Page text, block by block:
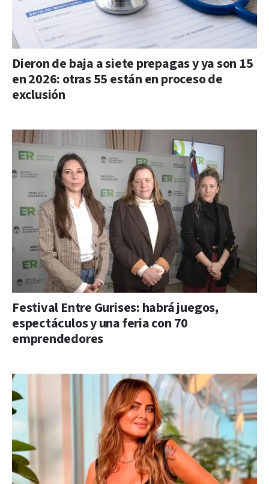
Dieron de baja a siete prepagas y ya son 15
en 2026: otras 55 están en proceso de
exclusión
Festival Entre Gurises: habrá juegos,
espectáculos y una feria con 70
emprendedores